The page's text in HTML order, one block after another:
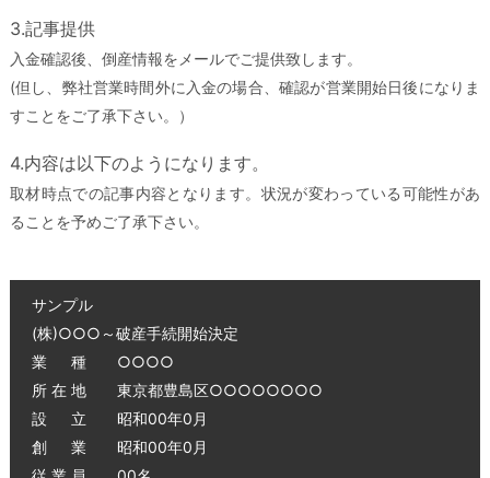
3.記事提供
入金確認後、倒産情報をメールでご提供致します。
(但し、弊社営業時間外に入金の場合、確認が営業開始日後になりま
すことをご了承下さい。）
4.内容は以下のようになります。
取材時点での記事内容となります。状況が変わっている可能性があ
ることを予めご了承下さい。
サンプル
(株)○○○～破産手続開始決定
業 種 ○○○○
所 在 地 東京都豊島区○○○○○○○○
設 立 昭和00年0月
創 業 昭和00年0月